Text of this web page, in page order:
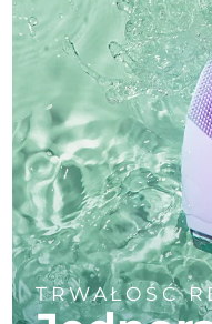
TRWAŁOŚĆ